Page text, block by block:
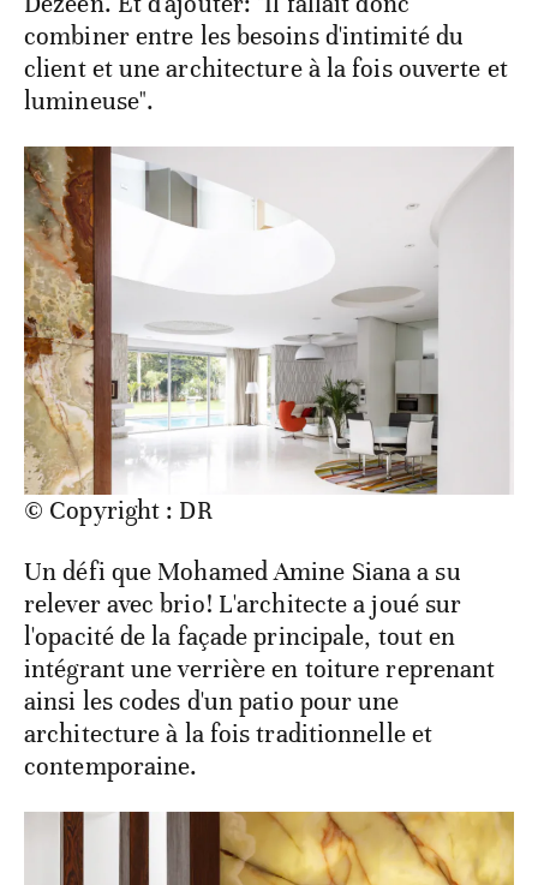
combiner entre les besoins d'intimité du
client et une architecture à la fois ouverte et
lumineuse".
© Copyright : DR
Un défi que Mohamed Amine Siana a su
relever avec brio! L'architecte a joué sur
l'opacité de la façade principale, tout en
intégrant une verrière en toiture reprenant
ainsi les codes d'un patio pour une
architecture à la fois traditionnelle et
contemporaine.